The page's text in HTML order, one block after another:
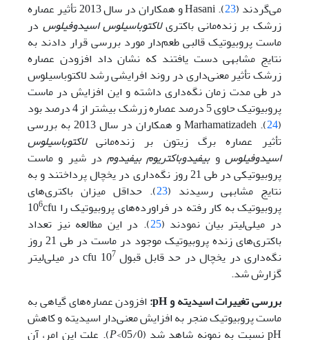
می‌گردند (23
). Hasani و همکاران در سال 2013 تأثیر عصاره
زرشک بر زنده‌مانی باکتریلاکتوباسیلوس اسیدوفیلوس در
ماست پروبیوتیک قالبی طعم‌دار مورد بررسی قرار دادند به
نتایج مشابهی دست یافتند که نشان داد افزودن عصاره
زرشک تأثیر معنی‌داری در روند افرایشی رشد لاکتوباسیلوس
در طی مدت زمان نگه‌داری داشته و این افزایش در ماست
پروبیوتیک حاوی 5 درصد عصاره زرشک بیشتر از 4 درصد بود
(
24
). Marhamatizadeh و همکاران در سال 2013 به بررسی
تأثیر عصاره برگ زیتون بر زنده‌مانیلاکتوباسیلوس
اسیدوفیلوسوبیفیدوباکتریوم بیفیدومدر شیر و ماست
پروبیوتیکی در طی 21 روز نگه‌داری در یخچال پرداختند و به
نتایج مشابهی رسیدند (23). حداقل میزان باکتری‌های
پروبیوتیک به کار رفته در فراورده‌های پروبیوتیک را 10
6cfu
در میلی‌لیتر بیان نمودند (25). در این مطالعه نیز تعداد
باکتری‌های زنده پروبیوتیک موجود در ماست در طی 21 روز
نگه‌داری در یخچال در حد قابل قبول 107
cfu در میلی‌لیتر
گزارش شد.
بررسی تغییرات اسیدیته وpH
: افزودن عصاره‌های گیاهی به
ماست پروبیوتیک منجر به افزایش معنی‌دار اسیدیته و کاهش
pH نسبت به نمونه شاهد شد (05/0>
P). علت این امر، آن